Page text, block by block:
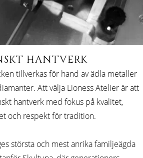
HANTVERK
tillverkas för hand av ädla metaller
Att välja Lioness Atelier är att
hantverk med fokus på kvalitet,
och respekt för tradition.
största och mest anrika familjeägda